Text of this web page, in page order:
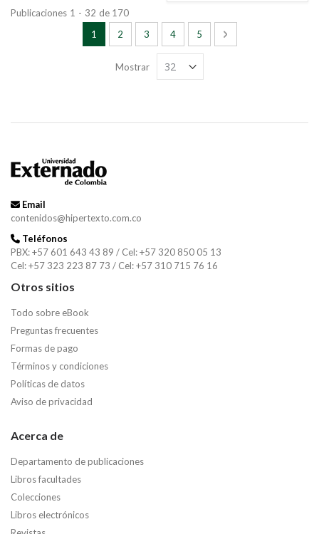
Publicaciones 1 - 32 de 170
Está viendo la página
1 Página
2 Página
3 Página
4 Página
5 Página
Siguiente
Mostrar
Email
contenidos@hipertexto.com.co
Teléfonos
PBX: +57 601 643 43 89 / Cel: +57 320 850 05 13
Cel: +57 323 223 87 73 / Cel: +57 310 715 76 16
Otros sitios
Todo sobre eBook
Preguntas frecuentes
Formas de pago
Términos y condiciones
Políticas de datos
Aviso de privacidad
Acerca de
Departamento de publicaciones
Libros facultades
Colecciones
Libros electrónicos